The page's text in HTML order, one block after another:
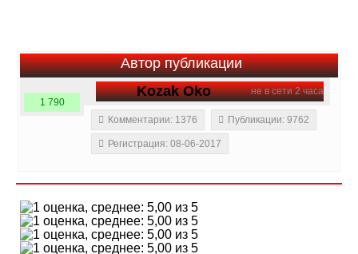
Автор публикации
не в сети 2 часа
Kozak Oko
1 790
Комментарии: 1376
Публикации: 9762
Регистрация: 08-06-2017